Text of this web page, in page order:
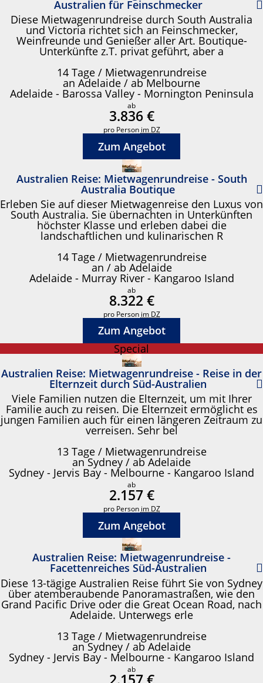
Australien für Feinschmecker
Diese Mietwagenrundreise durch South Australia
und Victoria richtet sich an Feinschmecker,
Weinfreunde und Genießer aller Art. Boutique-
Unterkünfte z.T. privat geführt, aber a
14 Tage / Mietwagenrundreise
an Adelaide / ab Melbourne
Adelaide - Barossa Valley - Mornington Peninsula
ab
3.836 €
pro Personim DZ
Zum Angebot
Australien Reise: Mietwagenrundreise - South
Australia Boutique
Erleben Sie auf dieser Mietwagenreise den Luxus von
South Australia. Sie übernachten in Unterkünften
höchster Klasse und erleben dabei die
landschaftlichen und kulinarischen R
14 Tage / Mietwagenrundreise
an / ab Adelaide
Adelaide - Murray River - Kangaroo Island
ab
8.322 €
pro Person im DZ
Zum Angebot
Special
Australien Reise: Mietwagenrundreise - Reise in der
Elternzeit durch Süd-Australien
Viele Familien nutzen die Elternzeit, um mit Ihrer
Familie auch zu reisen. Die Elternzeit ermöglicht es
jungen Familien auch für einen längeren Zeitraum zu
verreisen. Sehr bel
13 Tage / Mietwagenrundreise
an Sydney / ab Adelaide
Sydney - Jervis Bay - Melbourne - Kangaroo Island
ab
2.157 €
pro Person im DZ
Zum Angebot
Australien Reise: Mietwagenrundreise -
Facettenreiches Süd-Australien
Diese 13-tägige Australien Reise führt Sie von Sydney
über atemberaubende Panoramastraßen, wie den
Grand Pacific Drive oder die Great Ocean Road, nach
Adelaide. Unterwegs erle
13 Tage / Mietwagenrundreise
an Sydney / ab Adelaide
Sydney - Jervis Bay - Melbourne - Kangaroo Island
ab
2.157 €